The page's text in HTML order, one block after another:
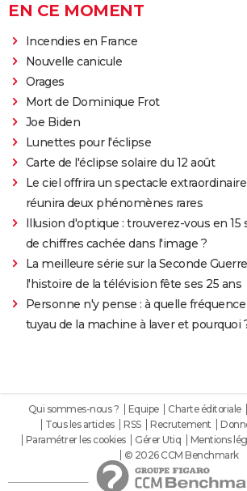
EN CE MOMENT
Incendies en France
Nouvelle canicule
Orages
Mort de Dominique Frot
Joe Biden
Lunettes pour l'éclipse
Carte de l'éclipse solaire du 12 août
Le ciel offrira un spectacle
réunira deux phénomènes rares
Illusion d'optique : trouverez-vous en
de chiffres cachée dans l'image ?
La meilleure série sur la Seconde
l'histoire de la télévision fête ses 25 ans
Personne n'y pense : à quelle
tuyau de la machine à laver et pourquoi
Qui sommes-nous ? Equipe Charte éditoriale
Tous les articles
RSS Recrutement
Paramétrer les cookies
Gérer Utiq Mentions
© 2026 CCM Benchmark